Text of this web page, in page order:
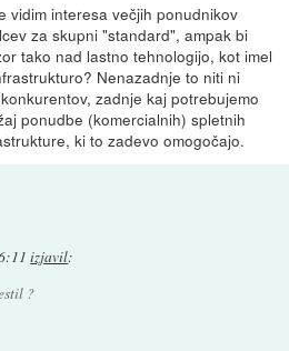
vidim interesa večjih ponudnikov
za skupni "standard", ampak bi
tako nad lastno tehnologijo, kot imel
Nenazadnje to niti ni
zadnje kaj potrebujemo
ponudbe (komercialnih) spletnih
ki to zadevo omogočajo.
izjavil:
?